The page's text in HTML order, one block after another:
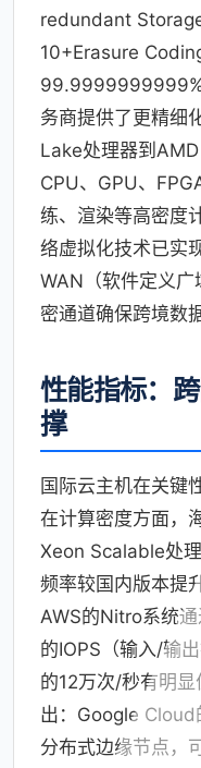
redundant
10+Erasure
99.9999999999%
务商提供了更精
Lake处理器到
CPU、GPU、
练、渲染等高密度
络虚拟化技术已实
WAN（软件定义广
密通道确保跨境数
性能指标：
撑
国际云主机在关键
在计算密度方面，
Xeon Scalable处
频率较国内版本提
AWS的Nitro系统
的IOPS（输入/输
的12万次/秒有明
出：Google
分布式边缘节点，